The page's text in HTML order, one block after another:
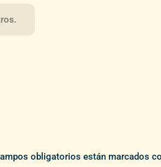
obligatorios están marcados